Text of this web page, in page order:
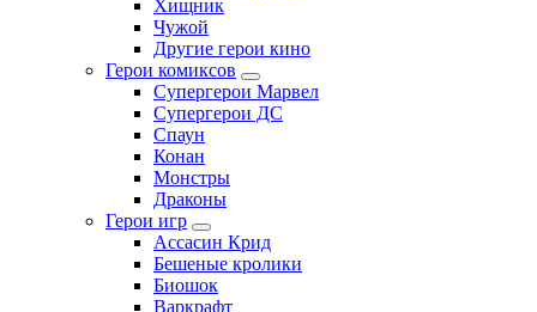
Хищник
Чужой
Другие герои кино
Герои комиксов
Супергерои Марвел
Супергерои ДС
Спаун
Конан
Монстры
Драконы
Герои игр
Ассасин Крид
Бешеные кролики
Биошок
Варкрафт